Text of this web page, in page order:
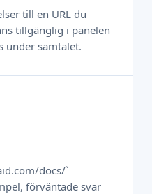
till en URL du
tillgänglig i panelen
under samtalet.
docs/`
förväntade svar